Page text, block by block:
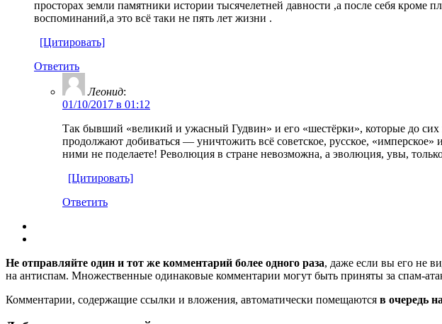
просторах земли памятники истории тысячелетней давности ,а после себя кроме
воспоминаний,а это всё таки не пять лет жизни .
[Цитировать]
Ответить
Леонид:
01/10/2017 в 01:12
Так бывший «великий и ужасный Гудвин» и его «шестёрки», которые до сих
продолжают добиваться — уничтожить всё советское, русское,
ними не поделаете! Революция в стране невозможна, а эволюция, увы,
[Цитировать]
Ответить
Не отправляйте один и тот же комментарий более одного раза, даже если вы его не
на антиспам. Множественные одинаковые комментарии могут быть приняты за спам-
Комментарии, содержащие ссылки и вложения, автоматически помещаются в очередь